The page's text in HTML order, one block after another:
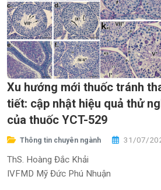
Xu hướng mới thuốc tránh
tiết: cập nhật hiệu quả thử
của thuốc YCT-529
Thông tin chuyên ngành 31/07/
ThS. Hoàng Đắc Khải
IVFMD Mỹ Đức Phú Nhuận